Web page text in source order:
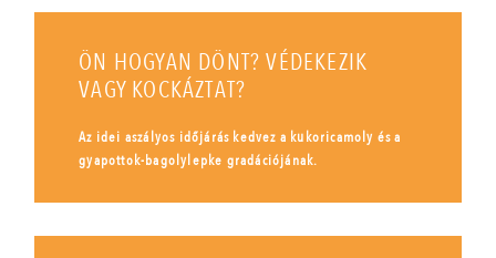
ÖN HOGYAN DÖNT? VÉDEKEZIK
VAGY KOCKÁZTAT?
Az idei aszályos időjárás kedvez a kukoricamoly és a
gyapottok-bagolylepke gradációjának.